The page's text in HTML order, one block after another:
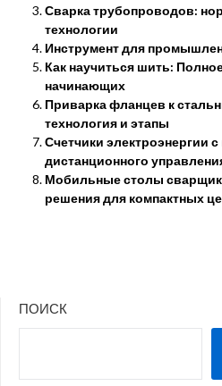
Сварка трубопроводов:
технологии
Инструмент для
Как научиться шить:
начинающих
Приварка фланцев к
технология и этапы
Счетчики электроэнергии
дистанционного
Мобильные столы
решения для компактных
ПОИСК